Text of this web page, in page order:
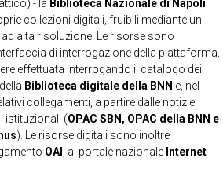
- la Biblioteca Nazionale di Napoli
collezioni digitali, fruibili mediante un
alta risoluzione. Le risorse sono
di interrogazione della piattaforma.
effettuata interrogando il catalogo dei
Biblioteca digitale della BNN e, nel
collegamenti, a partire dalle notizie
istituzionali (OPAC SBN, OPAC della BNN e
). Le risorse digitali sono inoltre
OAI , al portale nazionale Internet